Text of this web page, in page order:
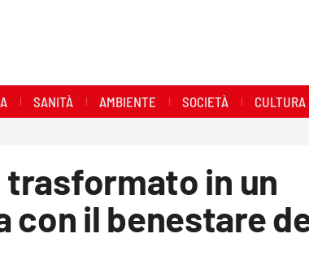
SANITÀ AMBIENTE SOCIETÀ CULTURA
trasformato in un
con il benestare